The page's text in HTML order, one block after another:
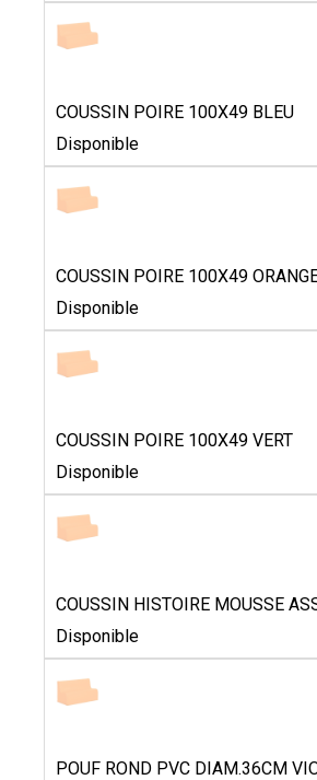
COUSSIN POIRE 100X49 BLEU
Disponible
COUSSIN POIRE 100X49
Disponible
COUSSIN POIRE 100X49 VERT
Disponible
COUSSIN HISTOIRE
Disponible
POUF ROND PVC DIAM.36CM